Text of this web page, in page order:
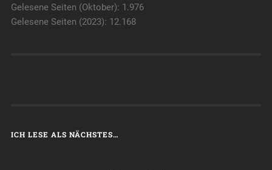
Gelesene Seiten (Oktober): 1.976
Gelesene Seiten (2023): 12.168
ICH LESE ALS NÄCHSTES…